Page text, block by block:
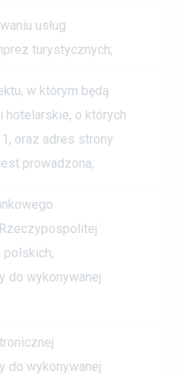
usług
turystycznych;
w którym będą
hotelarskie, o których
oraz adres strony
prowadzona;
polskich,
do wykonywanej
do wykonywanej